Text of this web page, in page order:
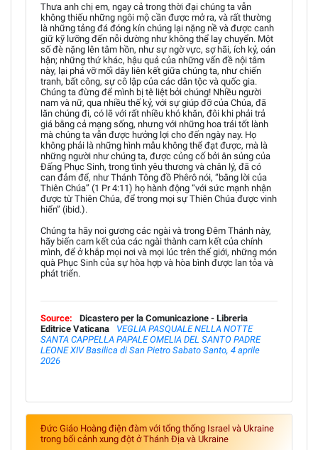
Thưa anh chị em, ngay cả trong thời đại chúng ta vẫn
không thiếu những ngôi mộ cần được mở ra, và rất thường
là những tảng đá đóng kín chúng lại nặng nề và được canh
giữ kỹ lưỡng đến nỗi dường như không thể lay chuyển. Một
số đè nặng lên tâm hồn, như sự ngờ vực, sợ hãi, ích kỷ, oán
hận; những thứ khác, hậu quả của những vấn đề nội tâm
này, lại phá vỡ mối dây liên kết giữa chúng ta, như chiến
tranh, bất công, sự cô lập của các dân tộc và quốc gia.
Chúng ta đừng để mình bị tê liệt bởi chúng! Nhiều người
nam và nữ, qua nhiều thế kỷ, với sự giúp đỡ của Chúa, đã
lăn chúng đi, có lẽ với rất nhiều khó khăn, đôi khi phải trả
giá bằng cả mạng sống, nhưng với những hoa trái tốt lành
mà chúng ta vẫn được hưởng lợi cho đến ngày nay. Họ
không phải là những hình mẫu không thể đạt được, mà là
những người như chúng ta, được củng cố bởi ân sủng của
Đấng Phục Sinh, trong tình yêu thương và chân lý, đã có
can đảm để, như Thánh Tông đồ Phêrô nói, “bằng lời của
Thiên Chúa” (1 Pr 4:11) họ hành động “với sức mạnh nhận
được từ Thiên Chúa, để trong mọi sự Thiên Chúa được vinh
hiển” (ibid.).
Chúng ta hãy noi gương các ngài và trong Đêm Thánh này,
hãy biến cam kết của các ngài thành cam kết của chính
mình, để ở khắp mọi nơi và mọi lúc trên thế giới, những món
quà Phục Sinh của sự hòa hợp và hòa bình được lan tỏa và
phát triển.
Source:
Dicastero per la Comunicazione - Libreria
Editrice Vaticana
VEGLIA PASQUALE NELLA NOTTE
SANTA CAPPELLA PAPALE OMELIA DEL SANTO PADRE
LEONE XIV Basilica di San Pietro Sabato Santo, 4 aprile
2026
Đức Giáo Hoàng điện đàm với tổng thống Israel và Ukraine
trong bối cảnh xung đột ở Thánh Địa và Ukraine